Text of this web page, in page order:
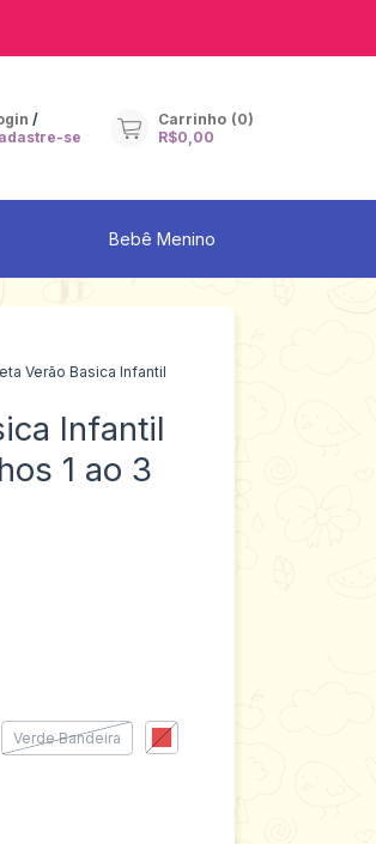
/
se
Carrinho (0)
R$0,00
Bebê Menino
Verão Basica Infantil
Infantil
1 ao 3
Verde Bandeira